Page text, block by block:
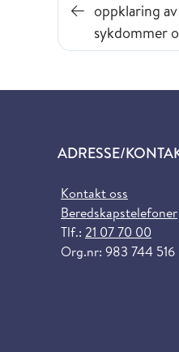
oppklaring
sykdommer
ADRESSE/
Kontakt oss
Beredskapstelefoner
Tlf.: 21 07 70 00
Org.nr: 983 744 516